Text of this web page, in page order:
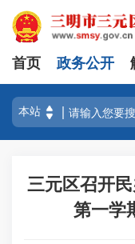
首页 政务公开
三元区召开
第一